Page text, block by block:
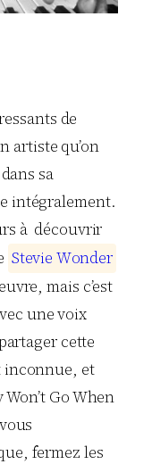
de
artiste qu’on
sa
intégralement.
à découvrir
Stevie Wonder
mais c’est
une voix
cette
inconnue, et
Go When
fermez les